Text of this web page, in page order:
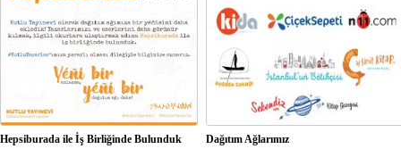
Hepsiburada ile İş Birliğinde Bulunduk
Dağıtım Ağlarımız